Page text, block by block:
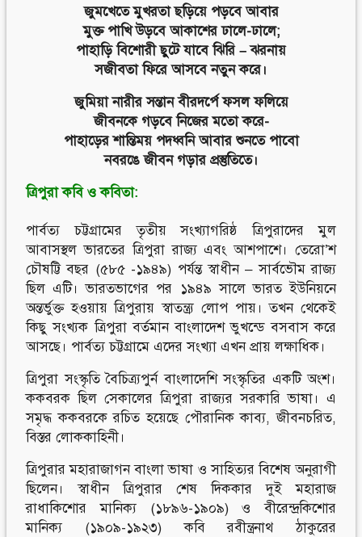
জুমখেতে মুখরতা ছড়িয়ে পড়বে আবার
মুক্ত পাখি উড়বে আকাশের ঢালে-ঢালে;
পাহাড়ি বিশোরী ছুটে যাবে ঝিরি – ঝরনায়
সজীবতা ফিরে আসবে নতুন করে।
জুমিয়া নারীর সন্তান বীরদর্পে ফসল ফলিয়ে
জীবনকে গড়বে নিজের মতো করে-
পাহাড়ের শান্তিময় পদধ্বনি আবার শুনতে পাবো
নবরঙে জীবন গড়ার প্রস্তুতিতে।
ত্রিপুরা কবি ও কবিতা:
পার্বত্য চট্টগ্রামের তৃতীয় সংখ্যাগরিষ্ঠ ত্রিপুরাদের মুল
আবাসস্থল ভারতের ত্রিপুরা রাজ্য এবং আশপাশে। তেরো’শ
চৌষট্টি বছর (৫৮৫ -১৯৪৯) পর্যন্ত স্বাধীন – সার্বভৌম রাজ্য
ছিল এটি। ভারতভাগের পর ১৯৪৯ সালে ভারত ইউনিয়নে
অন্তর্ভুক্ত হওয়ায় ত্রিপুরায় স্বাতন্ত্র্য লোপ পায়। তখন থেকেই
কিছু সংখ্যক ত্রিপুরা বর্তমান বাংলাদেশ ভুখন্ডে বসবাস করে
আসছে। পার্বত্য চট্টগ্রামে এদের সংখ্যা এখন প্রায় লক্ষাধিক।
ত্রিপুরা সংস্কৃতি বৈচিত্র্যপুর্ন বাংলাদেশি সংস্কৃতির একটি অংশ।
ককবরক ছিল সেকালের ত্রিপুরা রাজ্যর সরকারি ভাষা। এ
সমৃদ্ধ ককবরকে রচিত হয়েছে পৌরানিক কাব্য, জীবনচরিত,
বিস্তর লোককাহিনী।
ত্রিপুরার মহারাজাগন বাংলা ভাষা ও সাহিত্যর বিশেষ অনুরাগী
ছিলেন। স্বাধীন ত্রিপুরার শেষ দিককার দুই মহারাজ
রাধাকিশোর মানিক্য (১৮৯৬-১৯০৯) ও বীরেন্দ্রকিশোর
মানিক্য (১৯০৯-১৯২৩) কবি রবীন্ত্রনাথ ঠাকুরের